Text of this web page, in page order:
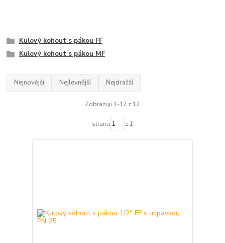
Kulový kohout s pákou FF
Kulový kohout s pákou MF
Nejnovější Nejlevnější Nejdražší
Zobrazuji 1-12 z 12
strana z 1